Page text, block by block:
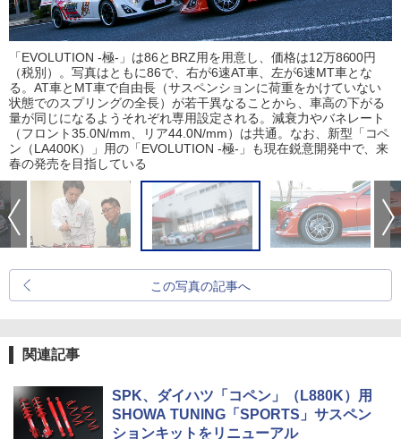
「EVOLUTION -極-」は86とBRZ用を用意し、価格は12万8600円
（税別）。写真はともに86で、右が6速AT車、左が6速MT車とな
る。AT車とMT車で自由長（サスペンションに荷重をかけていない
状態でのスプリングの全長）が若干異なることから、車高の下がる
量が同じになるようそれぞれ専用設定される。減衰力やバネレート
（フロント35.0N/mm、リア44.0N/mm）は共通。なお、新型「コペ
ン（LA400K）」用の「EVOLUTION -極-」も現在鋭意開発中で、来
春の発売を目指している
この写真の記事へ
関連記事
SPK、ダイハツ「コペン」（L880K）用
SHOWA TUNING「SPORTS」サスペン
ションキットをリニューアル